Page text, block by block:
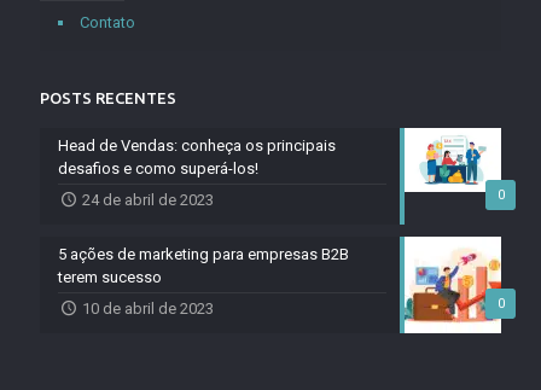
Contato
POSTS RECENTES
0
Head de Vendas: conheça os principais
desafios e como superá-los!
24 de abril de 2023
0
5 ações de marketing para empresas B2B
terem sucesso
10 de abril de 2023